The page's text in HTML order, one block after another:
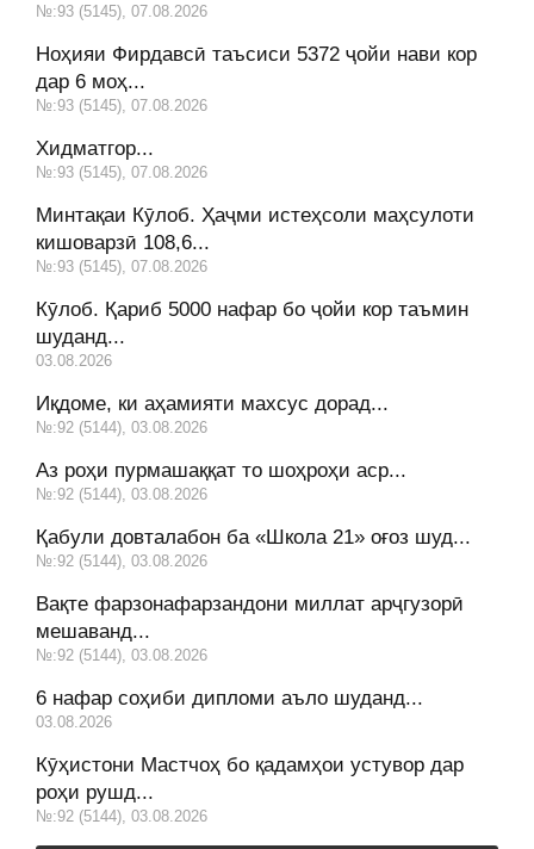
№:93 (5145), 07.08.2026
Ноҳияи Фирдавсӣ таъсиси 5372 ҷойи нави кор
дар 6 моҳ...
№:93 (5145), 07.08.2026
Хидматгор...
№:93 (5145), 07.08.2026
Минтақаи Кӯлоб. Ҳаҷми истеҳсоли маҳсулоти
кишоварзӣ 108,6...
№:93 (5145), 07.08.2026
Кӯлоб. Қариб 5000 нафар бо ҷойи кор таъмин
шуданд...
03.08.2026
Иқдоме, ки аҳамияти махсус дорад...
№:92 (5144), 03.08.2026
Аз роҳи пурмашаққат то шоҳроҳи аср...
№:92 (5144), 03.08.2026
Қабули довталабон ба «Школа 21» оғоз шуд...
№:92 (5144), 03.08.2026
Вақте фарзонафарзандони миллат арҷгузорӣ
мешаванд...
№:92 (5144), 03.08.2026
6 нафар соҳиби дипломи аъло шуданд...
03.08.2026
Кӯҳистони Мастчоҳ бо қадамҳои устувор дар
роҳи рушд...
№:92 (5144), 03.08.2026